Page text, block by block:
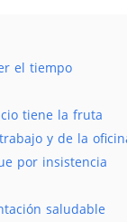
el tiempo
tiene la fruta
y de la
por insistencia
saludable